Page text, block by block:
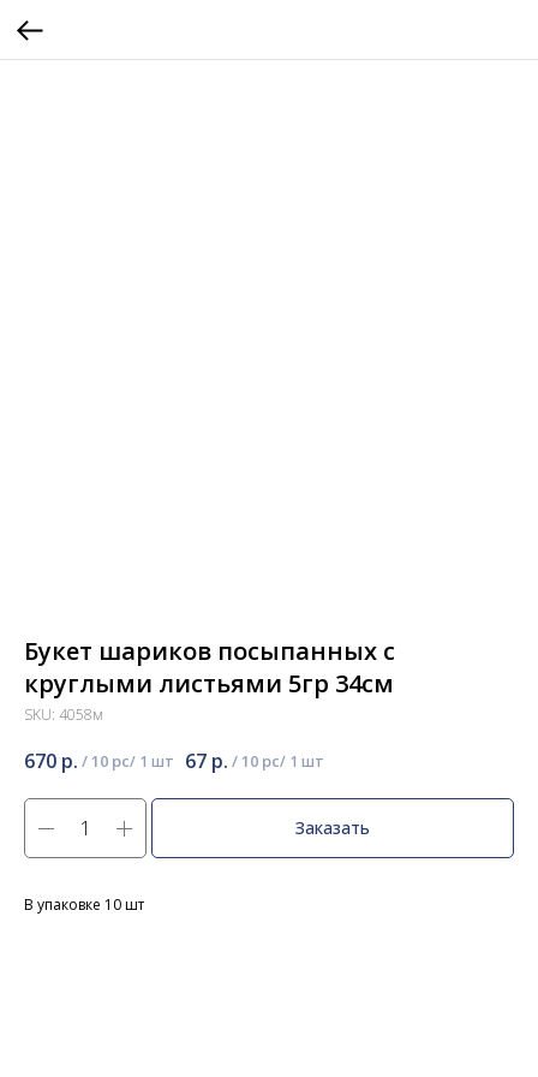
Букет шариков посыпанных с
круглыми листьями 5гр 34см
SKU: 4058м
670 р. / 10 pc 67 р. / 10 pc
Заказать
В упаковке 10 шт